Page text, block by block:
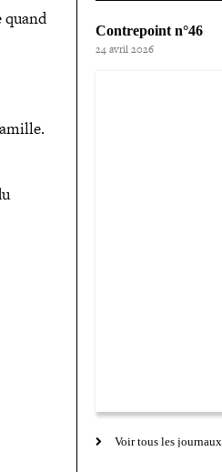
quand
Contrepoint n°46
24 avril 2026
Voir tous les journaux